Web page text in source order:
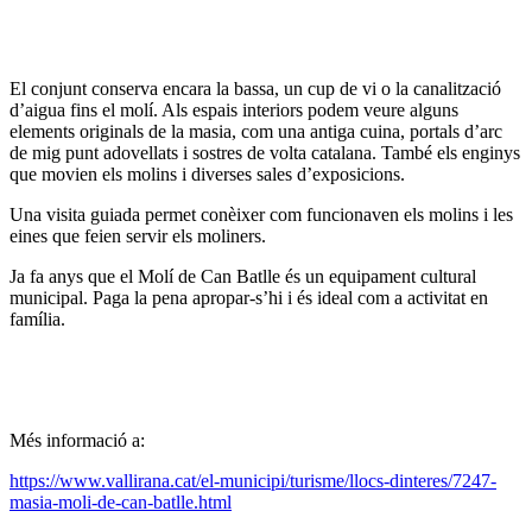
El conjunt conserva encara la bassa, un cup de vi o la canalització
d’aigua fins el molí. Als espais interiors podem veure alguns
elements originals de la masia, com una antiga cuina, portals d’arc
de mig punt adovellats i sostres de volta catalana. També els enginys
que movien els molins i diverses sales d’exposicions.
Una visita guiada permet conèixer com funcionaven els molins i les
eines que feien servir els moliners.
Ja fa anys que el Molí de Can Batlle és un equipament cultural
municipal. Paga la pena apropar-s’hi i és ideal com a activitat en
família.
Més informació a:
https://www.vallirana.cat/el-municipi/turisme/llocs-dinteres/7247-
masia-moli-de-can-batlle.html